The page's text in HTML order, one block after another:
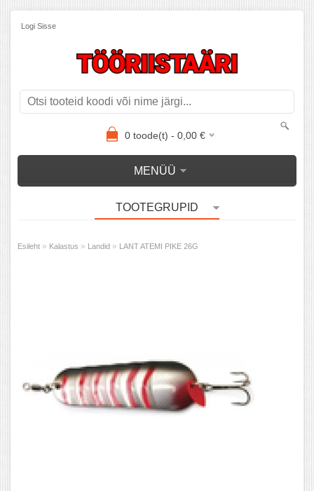
Logi Sisse
0toode(t) - 0,00€
MENÜÜ
TOOTEGRUPID
Esileht » Kalastus » Landid » LANT ATEMI PIKE 26G